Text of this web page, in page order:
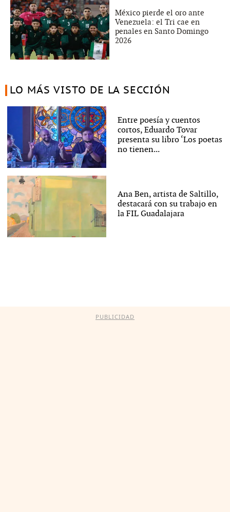
México pierde el oro ante
Venezuela: el Tri cae en
penales en Santo Domingo
2026
LO MÁS VISTO DE LA SECCIÓN
Entre poesía y cuentos
cortos, Eduardo Tovar
presenta su libro ‘Los poetas
no tienen...
Ana Ben, artista de Saltillo,
destacará con su trabajo en
la FIL Guadalajara
PUBLICIDAD